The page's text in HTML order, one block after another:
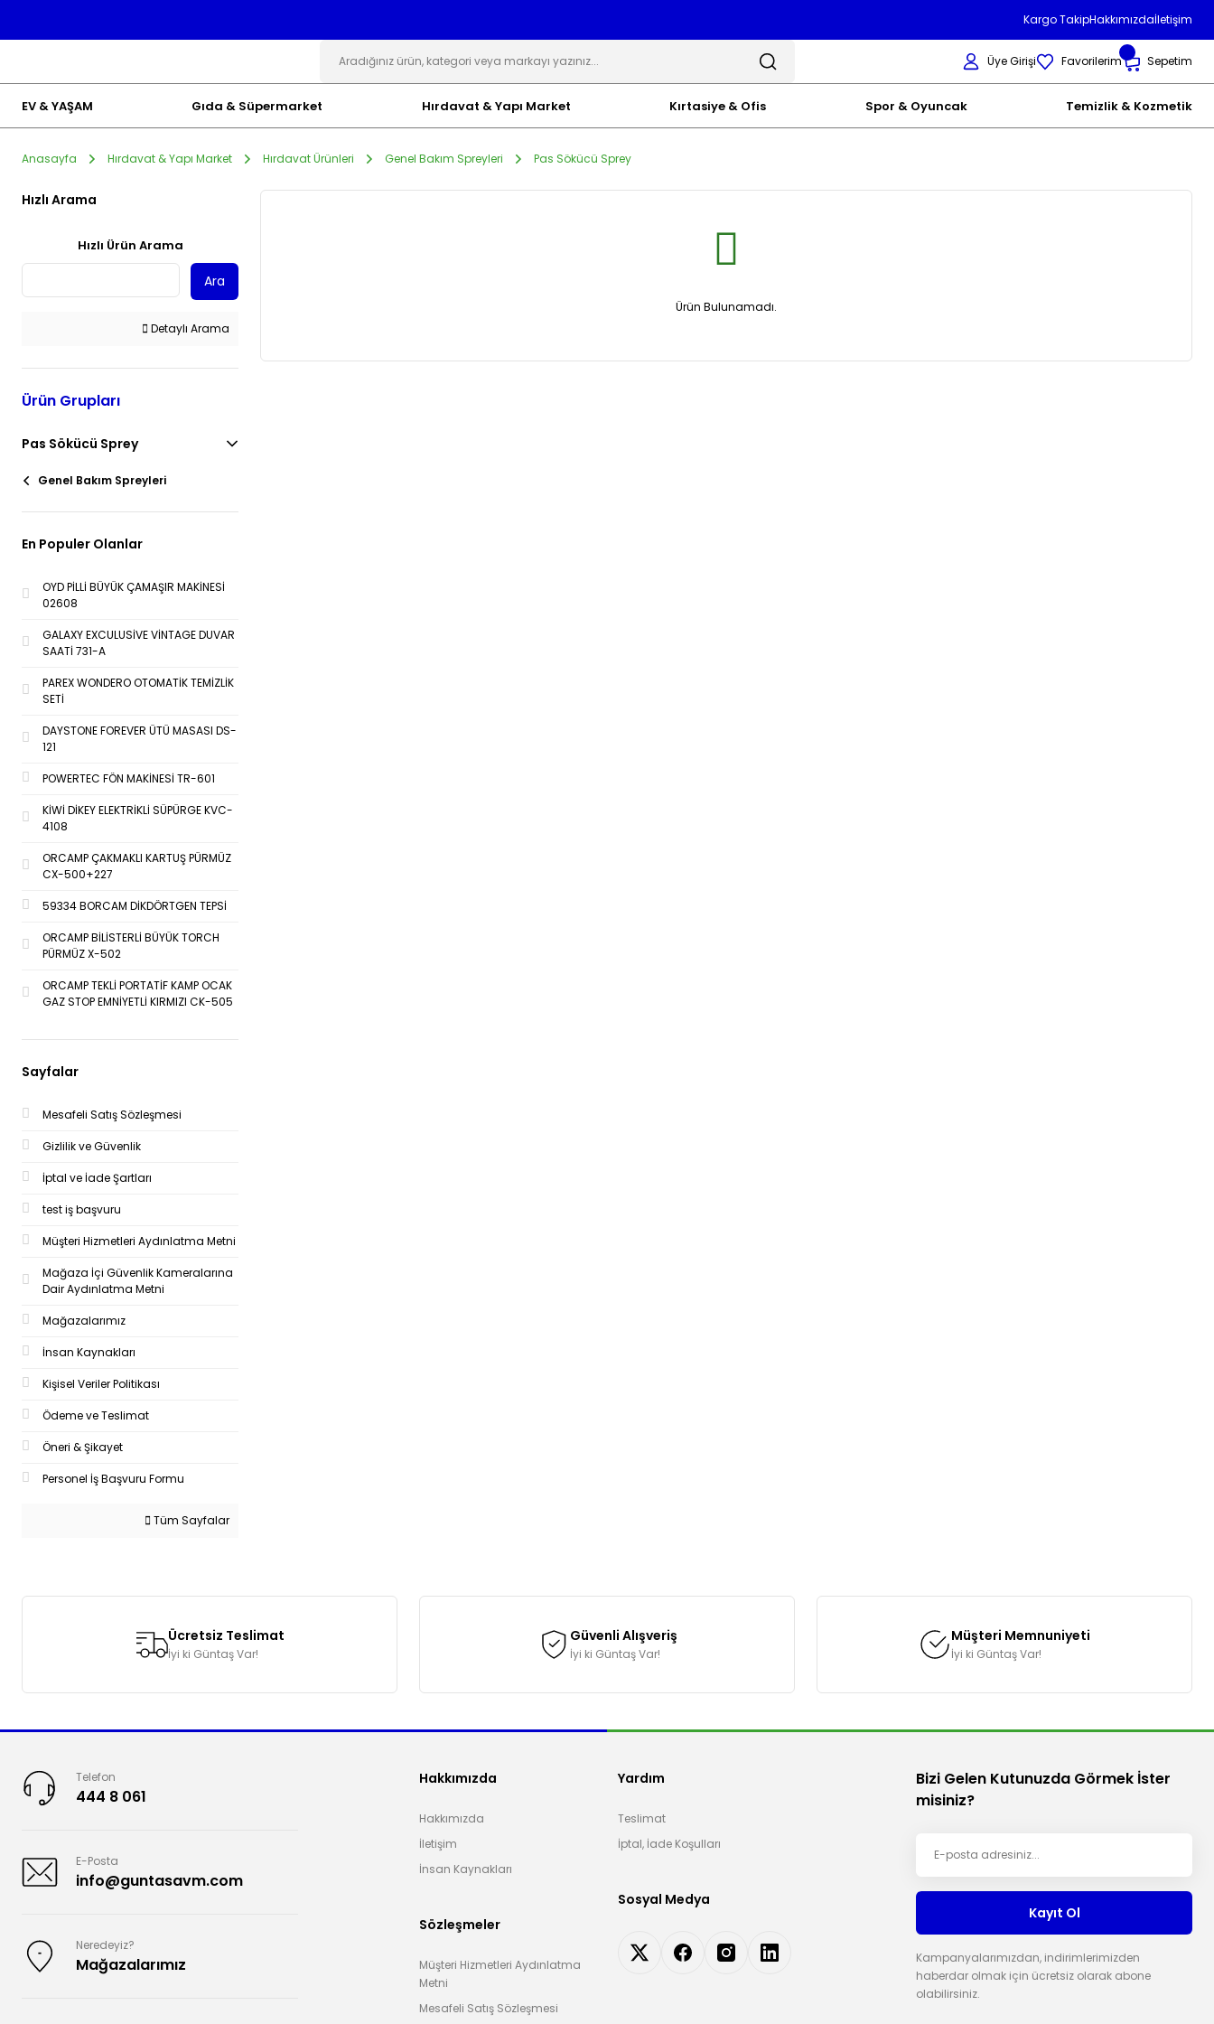
Kargo TakipHakkımızdaİletişim
Üye Girişi Favorilerim Sepetim
EV & YAŞAM Gıda & Süpermarket Hırdavat & Yapı Market Kırtasiye & Ofis Spor & Oyuncak Temizlik & Kozmetik
Anasayfa Hırdavat & Yapı Market Hırdavat Ürünleri Genel Bakım Spreyleri Pas Sökücü Sprey
Hızlı Arama
Hızlı Ürün Arama
Ara
Detaylı Arama
Ürün Grupları
Pas Sökücü Sprey
Genel Bakım Spreyleri
En Populer Olanlar
OYD PİLLİ BÜYÜK ÇAMAŞIR MAKİNESİ
02608
GALAXY EXCULUSİVE VİNTAGE DUVAR
SAATİ 731-A
PAREX WONDERO OTOMATİK TEMİZLİK
SETİ
DAYSTONE FOREVER ÜTÜ MASASI DS-
121
POWERTEC FÖN MAKİNESİ TR-601
KİWİ DİKEY ELEKTRİKLİ SÜPÜRGE KVC-
4108
ORCAMP ÇAKMAKLI KARTUŞ PÜRMÜZ
CX-500+227
59334 BORCAM DİKDÖRTGEN TEPSİ
ORCAMP BİLİSTERLİ BÜYÜK TORCH
PÜRMÜZ X-502
ORCAMP TEKLİ PORTATİF KAMP OCAK
GAZ STOP EMNİYETLİ KIRMIZI CK-505
Sayfalar
Mesafeli Satış Sözleşmesi
Gizlilik ve Güvenlik
İptal ve İade Şartları
test iş başvuru
Müşteri Hizmetleri Aydınlatma Metni
Mağaza İçi Güvenlik Kameralarına
Dair Aydınlatma Metni
Mağazalarımız
İnsan Kaynakları
Kişisel Veriler Politikası
Ödeme ve Teslimat
Öneri & Şikayet
Personel İş Başvuru Formu
Tüm Sayfalar
Ürün Bulunamadı.
Ücretsiz Teslimat
İyi ki Güntaş Var!
Güvenli Alışveriş
İyi ki Güntaş Var!
Müşteri Memnuniyeti
İyi ki Güntaş Var!
Telefon
444 8 061
E-Posta
info@guntasavm.com
Neredeyiz?
Mağazalarımız
Hakkımızda
Hakkımızda
İletişim
İnsan Kaynakları
Sözleşmeler
Müşteri Hizmetleri Aydınlatma
Metni
Mesafeli Satış Sözleşmesi
Yardım
Teslimat
İptal, İade Koşulları
Sosyal Medya
Bizi Gelen Kutunuzda Görmek İster
misiniz?
Kayıt Ol
Kampanyalarımızdan, indirimlerimizden
haberdar olmak için ücretsiz olarak abone
olabilirsiniz.